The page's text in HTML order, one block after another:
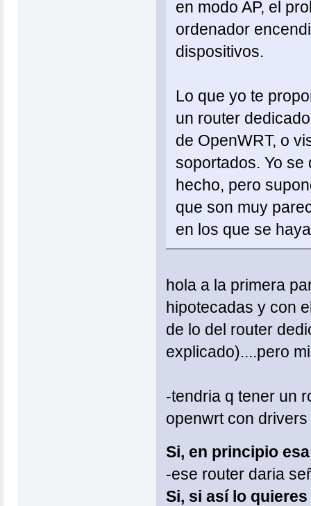
en modo AP, el
ordenador
dispositivos.
Lo que yo te
un router
de OpenWRT, o
soportados. Yo se
hecho, pero
que son muy
en los que se
hola a la primera
hipotecadas y con
de lo del router
explicado)....pero
-tendria q tener un
openwrt con
Si, en principio
-ese router daria
Si, si así lo quieres